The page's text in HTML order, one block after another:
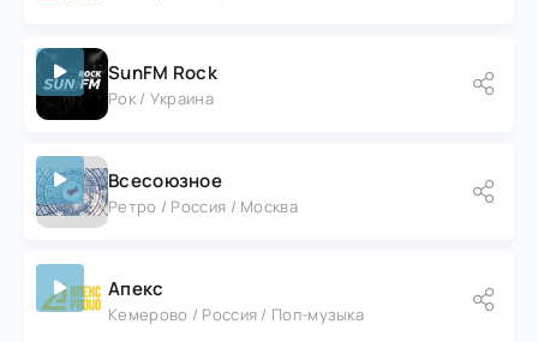
SunFM Rock
Рок / Украина
Всесоюзное
Ретро / Россия / Москва
Апекс
Кемерово / Россия / Поп-музыка